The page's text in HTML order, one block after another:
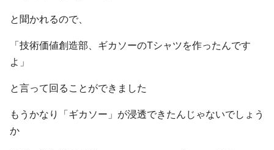
と聞かれるので、
「技術価値創造部、ギカソーのTシャツを作ったんです
よ」
と言って回ることができました
もうかなり「ギカソー」が浸透できたんじゃないでしょう
か